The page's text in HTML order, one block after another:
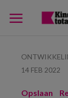
14 FEB 2022
Opslaan